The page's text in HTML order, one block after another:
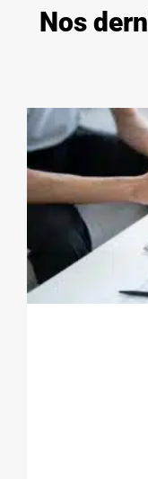
Nos